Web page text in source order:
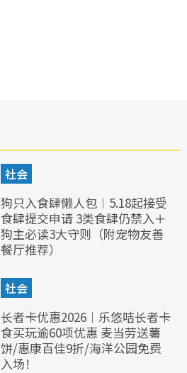
社会
狗只入食肆懒人包︱5.18起接受
食肆提交申请 3类食肆仍禁入＋
狗主必读3大守则（附宠物友善
餐厅推荐）
社会
长者卡优惠2026︱乐悠咭长者卡
食买玩逾60项优惠 麦当劳送薯
饼/惠康百佳9折/海洋公园免费
入场！